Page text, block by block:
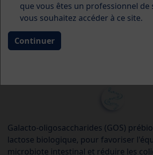
Bonne tolérance de la formule grâce à
Galacto-oligosaccharides (GOS)
lactose biologique, pour favoriser
microbiote intestinal et réduire les
que vous êtes un professionnel de
vous souhaitez accéder à ce site.